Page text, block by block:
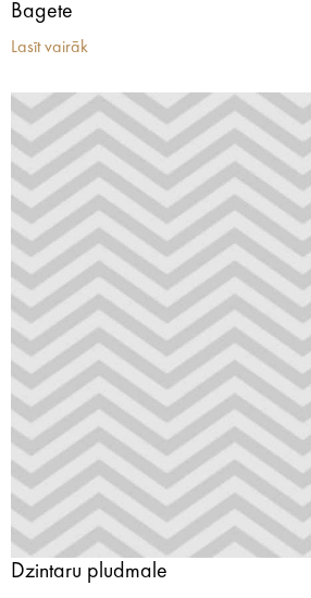
Bagete
Lasīt vairāk
Dzintaru pludmale